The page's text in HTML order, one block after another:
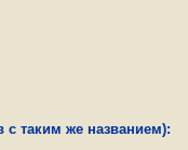
с таким же названием):